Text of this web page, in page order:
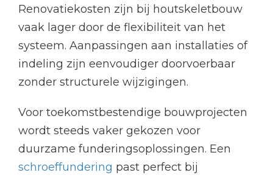
Renovatiekosten zijn bij houtskeletbouw
vaak lager door de flexibiliteit van het
systeem. Aanpassingen aan installaties of
indeling zijn eenvoudiger doorvoerbaar
zonder structurele wijzigingen.
Voor toekomstbestendige bouwprojecten
wordt steeds vaker gekozen voor
duurzame funderingsoplossingen. Een
schroeffundering past perfect bij